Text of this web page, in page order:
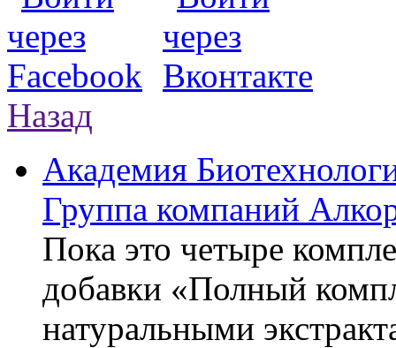
Назад
Академия
Группа компаний
Пока это четыре
добавки «Полный
натуральными